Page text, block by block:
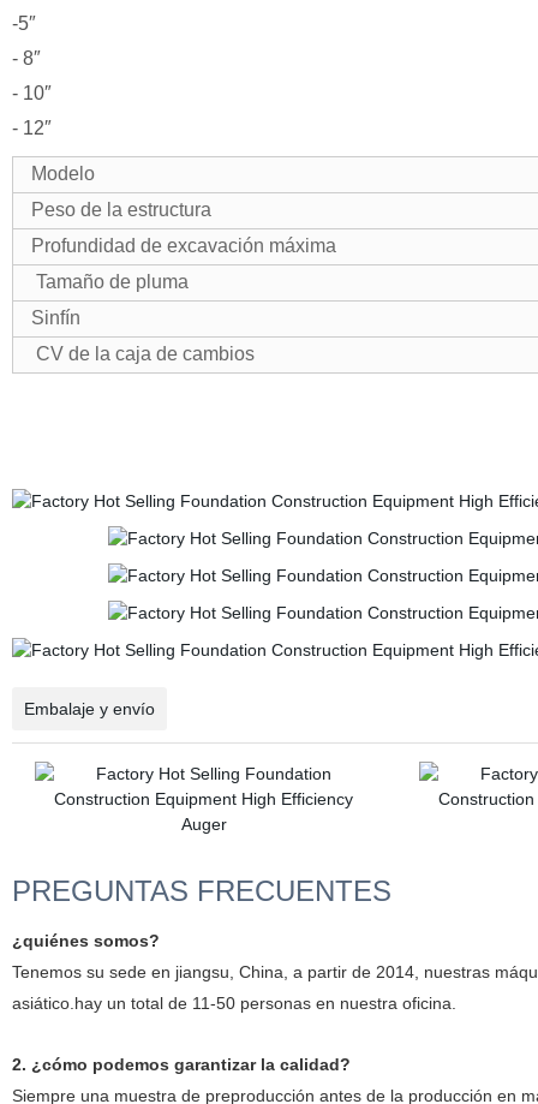
-5″ --
- 8″
- 10″
- 12″
Modelo
Peso de la estructura
Profundidad de excavación máxima
Tamaño de pluma
Sinfín
CV de la caja de cambios
Embalaje y envío
PREGUNTAS FRECUENTES
¿quiénes somos?
Tenemos su sede en jiangsu, China, a partir de 2014, nuestras
asiático.hay un total de 11-50 personas en nuestra oficina.
2. ¿cómo podemos garantizar la calidad?
Siempre una muestra de preproducción antes de la producción en